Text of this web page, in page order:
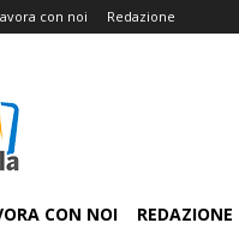
con noi Redazione
CON NOI REDAZIONE